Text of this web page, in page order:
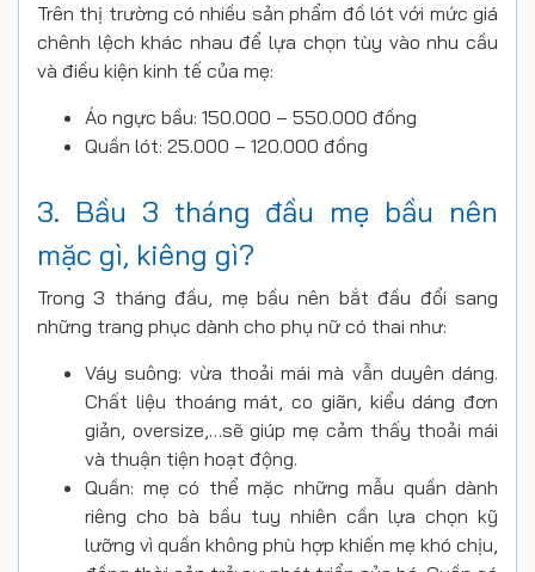
Trên thị trường có nhiều sản phẩm đồ lót với mức giá
chênh lệch khác nhau để lựa chọn tùy vào nhu cầu
và điều kiện kinh tế của mẹ:
Áo ngực bầu: 150.000 – 550.000 đồng
Quần lót: 25.000 – 120.000 đồng
3. Bầu 3 tháng đầu mẹ bầu nên
mặc gì, kiêng gì?
Trong 3 tháng đầu, mẹ bầu nên bắt đầu đổi sang
những trang phục dành cho phụ nữ có thai như:
Váy suông: vừa thoải mái mà vẫn duyên dáng.
Chất liệu thoáng mát, co giãn, kiểu dáng đơn
giản, oversize,…sẽ giúp mẹ cảm thấy thoải mái
và thuận tiện hoạt động.
Quần: mẹ có thể mặc những mẫu quần dành
riêng cho bà bầu tuy nhiên cần lựa chọn kỹ
lưỡng vì quần không phù hợp khiến mẹ khó chịu,